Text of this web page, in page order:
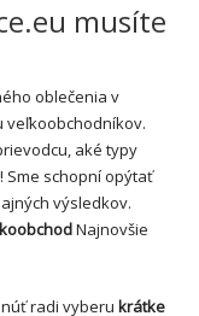
musíte
oblečenia v
veľkoobchodníkov.
aké typy
Sme schopní opýtať
výsledkov.
Najnovšie
radi vyberu krátke